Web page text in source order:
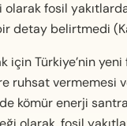
olarak fosil
detay belirtmedi
için Türkiye’nin
ruhsat vermemesi
kömür enerji